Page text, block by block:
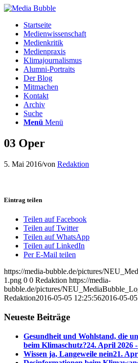
Startseite
Medienwissenschaft
Medienkritik
Medienpraxis
Klimajournalismus
Alumni-Portraits
Der Blog
Mitmachen
Kontakt
Archiv
Suche
Menü Menü
03 Oper
5. Mai 2016/von Redaktion
Eintrag teilen
Teilen auf Facebook
Teilen auf Twitter
Teilen auf WhatsApp
Teilen auf LinkedIn
Per E-Mail teilen
https://media-bubble.de/pictures/
1.png 0 0 Redaktion https://media-
bubble.de/pictures/
Redaktion2016-05-05 12:25:562016-05-
Neueste Beiträge
Gesundheit und Wohlstand, die
beim Klimaschutz?24. April 2026
Wissen ja, Langeweile nein21.